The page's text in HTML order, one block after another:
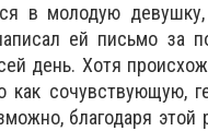
в молодую
ей письмо за
день. Хотя
как сочувствующую,
благодаря